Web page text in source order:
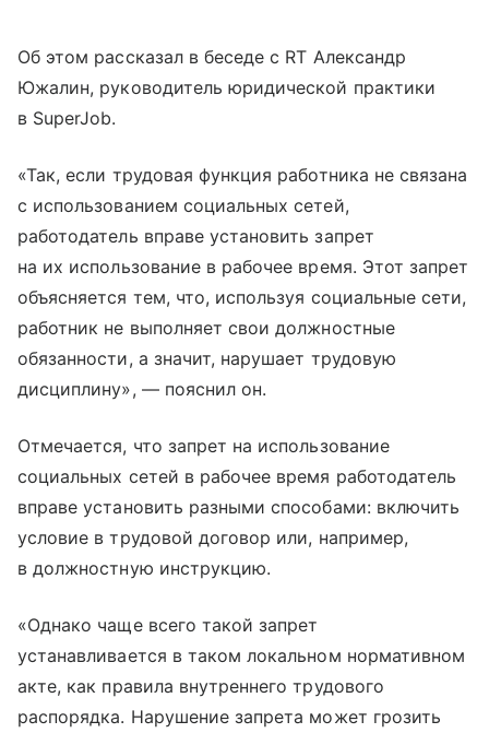
Об этом рассказал в беседе с RT Александр
Южалин, руководитель юридической практики
в SuperJob.
«Так, если трудовая функция работника не связана
с использованием социальных сетей,
работодатель вправе установить запрет
на их использование в рабочее время. Этот запрет
объясняется тем, что, используя социальные сети,
работник не выполняет свои должностные
обязанности, а значит, нарушает трудовую
дисциплину», — пояснил он.
Отмечается, что запрет на использование
социальных сетей в рабочее время работодатель
вправе установить разными способами: включить
условие в трудовой договор или, например,
в должностную инструкцию.
«Однако чаще всего такой запрет
устанавливается в таком локальном нормативном
акте, как правила внутреннего трудового
распорядка. Нарушение запрета может грозить